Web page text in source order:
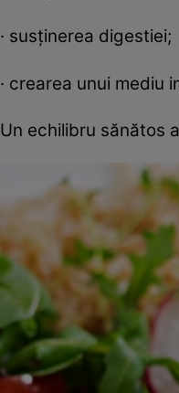
· susținerea digestiei;
· crearea unui mediu
Un echilibru sănătos